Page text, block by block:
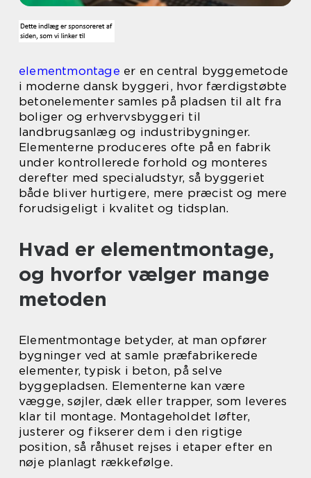
elementmontage er en central byggemetode
i moderne dansk byggeri, hvor færdigstøbte
betonelementer samles på pladsen til alt fra
boliger og erhvervsbyggeri til
landbrugsanlæg og industribygninger.
Elementerne produceres ofte på en fabrik
under kontrollerede forhold og monteres
derefter med specialudstyr, så byggeriet
både bliver hurtigere, mere præcist og mere
forudsigeligt i kvalitet og tidsplan.
Hvad er elementmontage,
og hvorfor vælger mange
metoden
Elementmontage betyder, at man opfører
bygninger ved at samle præfabrikerede
elementer, typisk i beton, på selve
byggepladsen. Elementerne kan være
vægge, søjler, dæk eller trapper, som leveres
klar til montage. Montageholdet løfter,
justerer og fikserer dem i den rigtige
position, så råhuset rejses i etaper efter en
nøje planlagt rækkefølge.